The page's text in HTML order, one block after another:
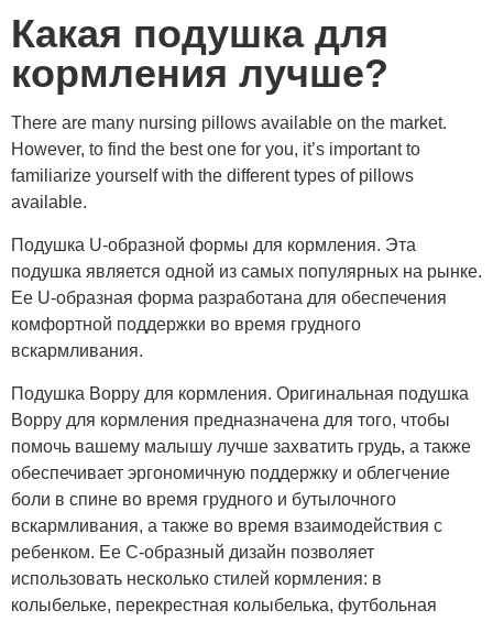
Какая подушка для
кормления лучше?
There are many nursing pillows available on the market.
However, to find the best one for you, it’s important to
familiarize yourself with the different types of pillows
available.
Подушка U-образной формы для кормления. Эта
подушка является одной из самых популярных на рынке.
Ее U-образная форма разработана для обеспечения
комфортной поддержки во время грудного
вскармливания.
Подушка Boppy для кормления. Оригинальная подушка
Boppy для кормления предназначена для того, чтобы
помочь вашему малышу лучше захватить грудь, а также
обеспечивает эргономичную поддержку и облегчение
боли в спине во время грудного и бутылочного
вскармливания, а также во время взаимодействия с
ребенком. Ее C-образный дизайн позволяет
использовать несколько стилей кормления: в
колыбельке, перекрестная колыбелька, футбольная